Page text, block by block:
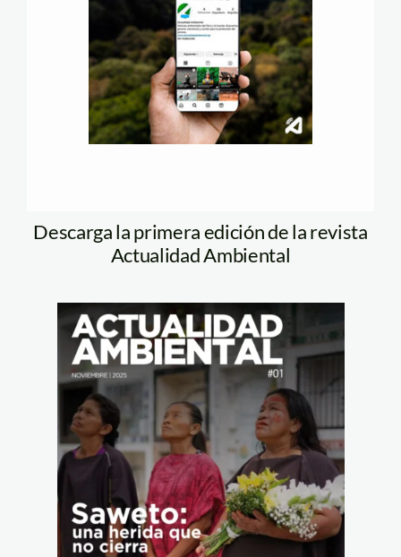
Descarga la primera edición de la revista
Actualidad Ambiental